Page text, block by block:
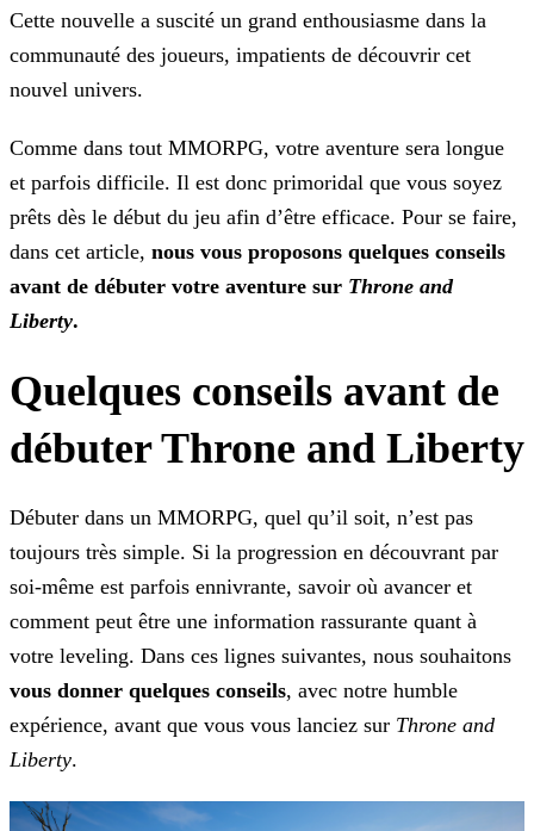
Cette nouvelle a suscité un grand enthousiasme dans la
communauté des joueurs, impatients de découvrir cet
nouvel univers.
Comme dans tout MMORPG, votre aventure sera longue
et parfois difficile. Il est donc primoridal que vous soyez
prêts dès le début du jeu afin d’être efficace. Pour se faire,
dans cet article, nous vous proposons quelques conseils
avant de débuter votre aventure sur Throne and
Liberty.
Quelques conseils avant de
débuter Throne and Liberty
Débuter dans un MMORPG, quel qu’il soit, n’est pas
toujours très simple. Si la progression en découvrant par
soi-même est parfois ennivrante, savoir où avancer et
comment peut être une information rassurante quant à
votre leveling. Dans ces lignes suivantes, nous souhaitons
vous donner quelques conseils, avec notre humble
expérience, avant que vous vous lanciez sur Throne and
Liberty.